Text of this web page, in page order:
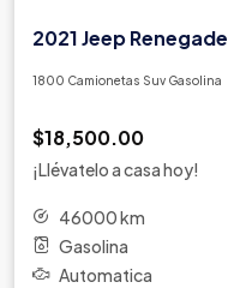
2021 Jeep Renegade
1800 Camionetas Suv Gasolina
$18,500.00
¡Llévatelo a casa hoy!
46000 km
Gasolina
Automatica